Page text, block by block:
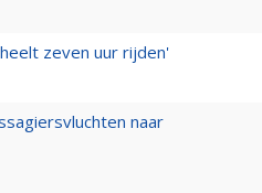
zeven uur rijden'
naar